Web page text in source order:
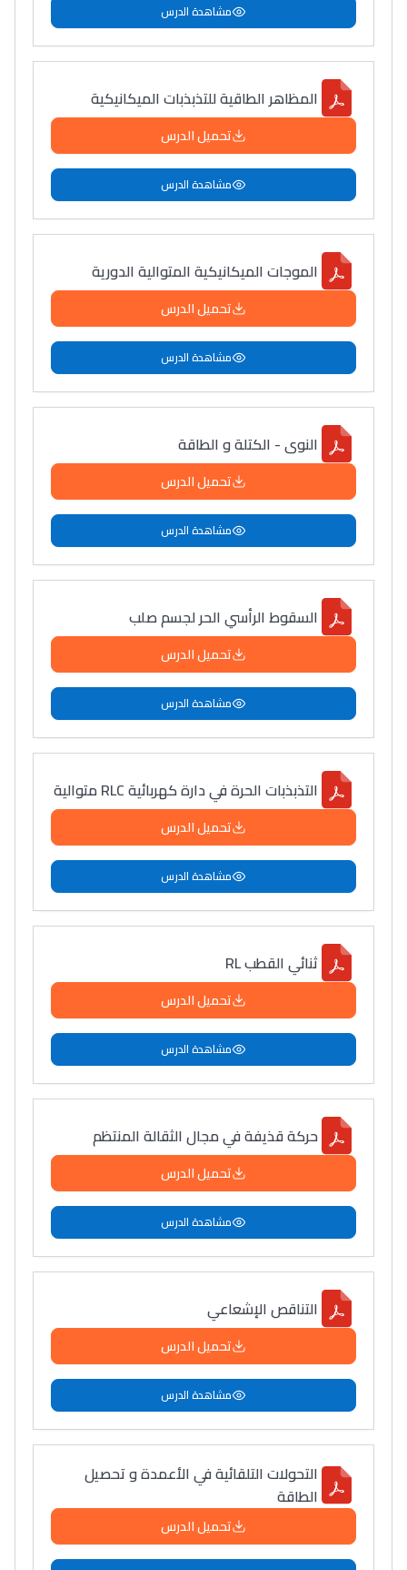
مشاهدة الدرس
المظاهر الطاقية للتذبذبات الميكانيكية
تحميل الدرس
مشاهدة الدرس
الموجات الميكانيكية المتوالية الدورية
تحميل الدرس
مشاهدة الدرس
النوى - الكتلة و الطاقة
تحميل الدرس
مشاهدة الدرس
السقوط الرأسي الحر لجسم صلب
تحميل الدرس
مشاهدة الدرس
التذبذبات الحرة في دارة كهربائية RLC متوالية
تحميل الدرس
مشاهدة الدرس
ثنائي القطب RL
تحميل الدرس
مشاهدة الدرس
حركة قذيفة في مجال الثقالة المنتظم
تحميل الدرس
مشاهدة الدرس
التناقص الإشعاعي
تحميل الدرس
مشاهدة الدرس
التحولات التلقائية في الأعمدة و تحصيل
الطاقة
تحميل الدرس